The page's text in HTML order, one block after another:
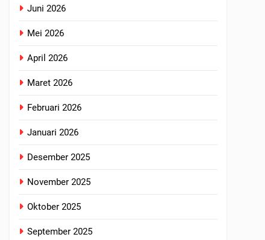
Juni 2026
Mei 2026
April 2026
Maret 2026
Februari 2026
Januari 2026
Desember 2025
November 2025
Oktober 2025
September 2025